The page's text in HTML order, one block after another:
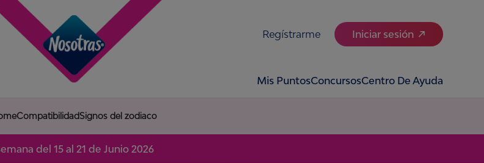
Regístrarme Iniciar sesión
Mis PuntosConcursosCentro De Ayuda
CompatibilidadSignos del zodiaco
del 15 al 21 de Junio 2026